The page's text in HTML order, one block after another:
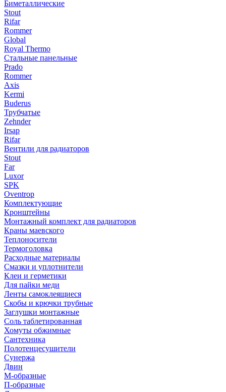
Биметаллические
Stout
Rifar
Rommer
Global
Royal Thermo
Стальные панельные
Prado
Rommer
Axis
Kermi
Buderus
Трубчатые
Zehnder
Irsap
Rifar
Вентили для радиаторов
Stout
Far
Luxor
SPK
Oventrop
Комплектующие
Кронштейны
Монтажный комплект для радиаторов
Краны маевского
Теплоносители
Термоголовка
Расходные материалы
Смазки и уплотнители
Клеи и герметики
Для пайки меди
Ленты самоклеящиеся
Скобы и крючки трубные
Заглушки монтажные
Соль таблетированная
Хомуты обжимные
Сантехника
Полотенцесушители
Сунержа
Двин
М-образные
П-образные